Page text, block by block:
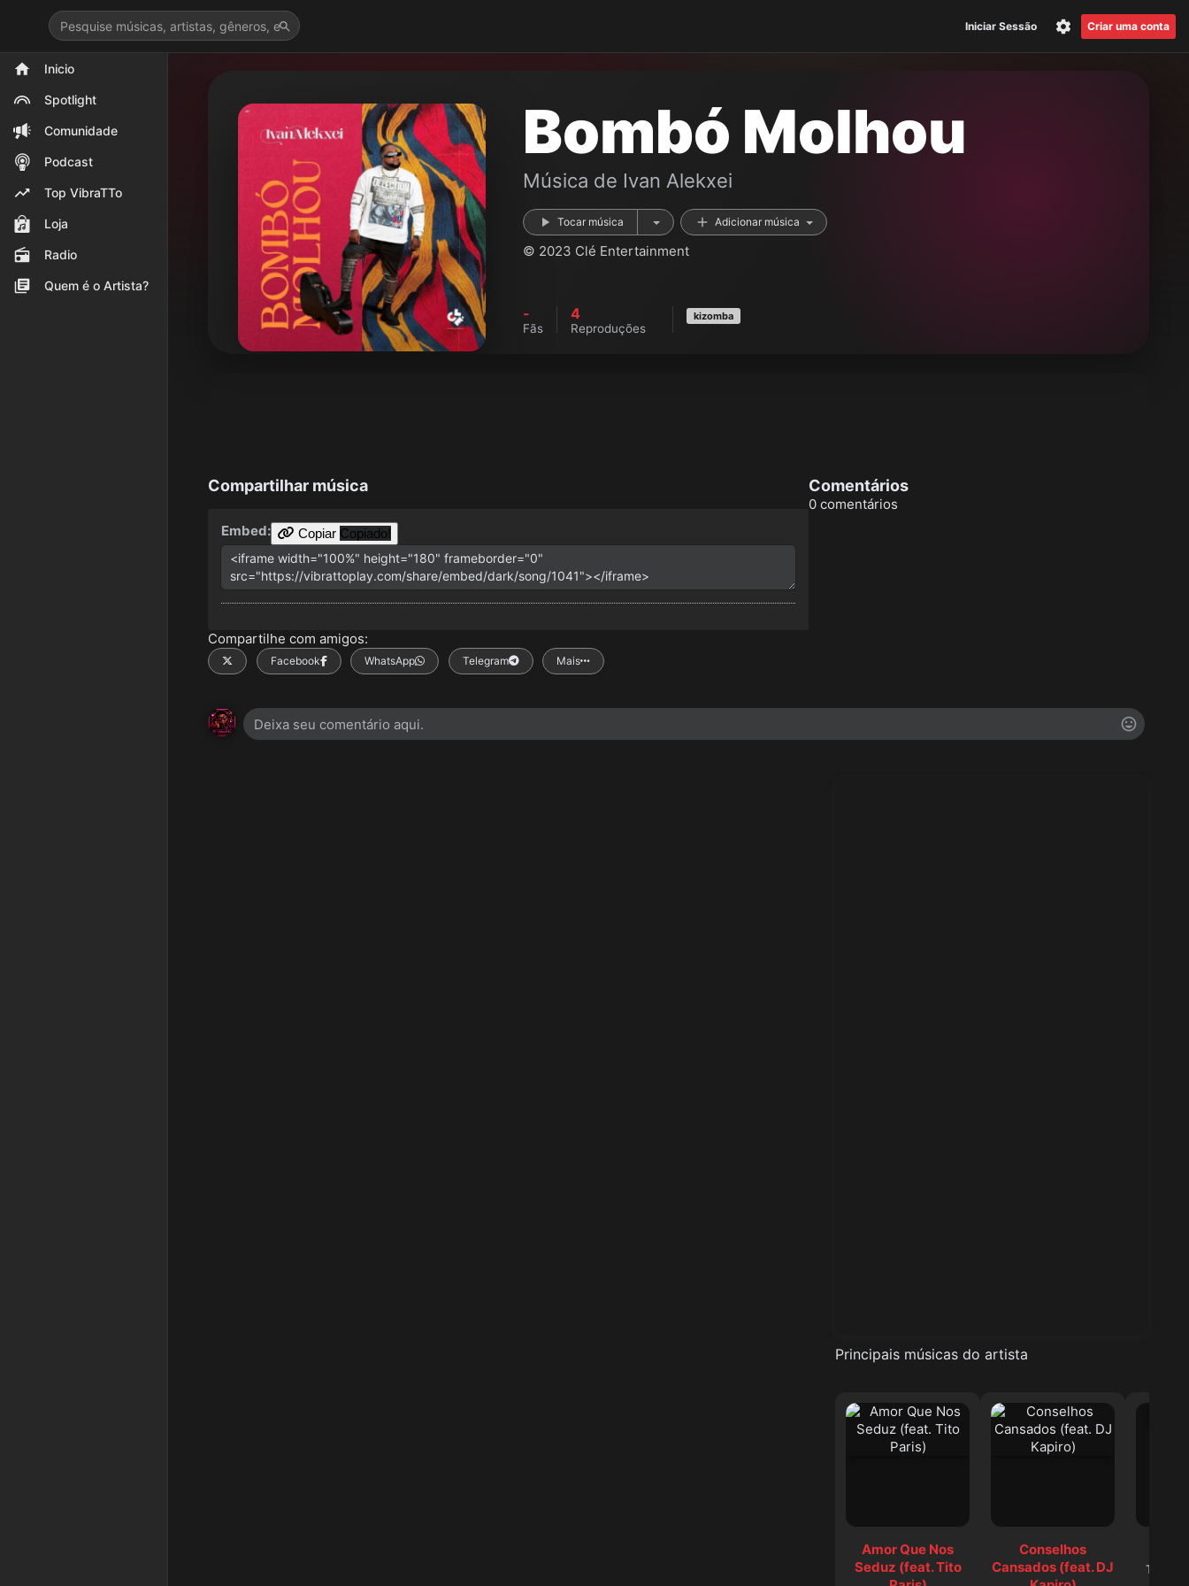
Criar uma conta
Iniciar Sessão
Inicio
Spotlight
Comunidade
Podcast
Top VibraTTo
Loja
Radio
Quem é o Artista?
Bombó Molhou
Música de Ivan Alekxei
Tocar música Adicionar música
© 2023 Clé Entertainment
-
Fãs
4
Reproduções
kizomba
Compartilhar música
Embed: Copiar Copiado!
Compartilhe com amigos:
Facebook WhatsApp Telegram Mais
Comentários
0 comentários
Principais músicas do artista
Amor Que Nos
Seduz (feat. Tito
Conselhos
Cansados (feat. DJ
Titica